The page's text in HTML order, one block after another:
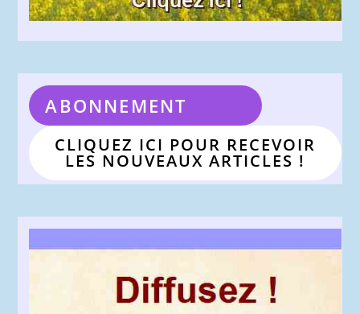
ABONNEMENT
CLIQUEZ ICI POUR RECEVOIR
LES NOUVEAUX ARTICLES !